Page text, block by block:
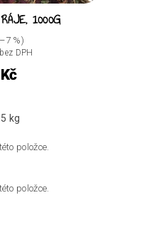
1000G
%)
DPH
kg
položce.
položce.